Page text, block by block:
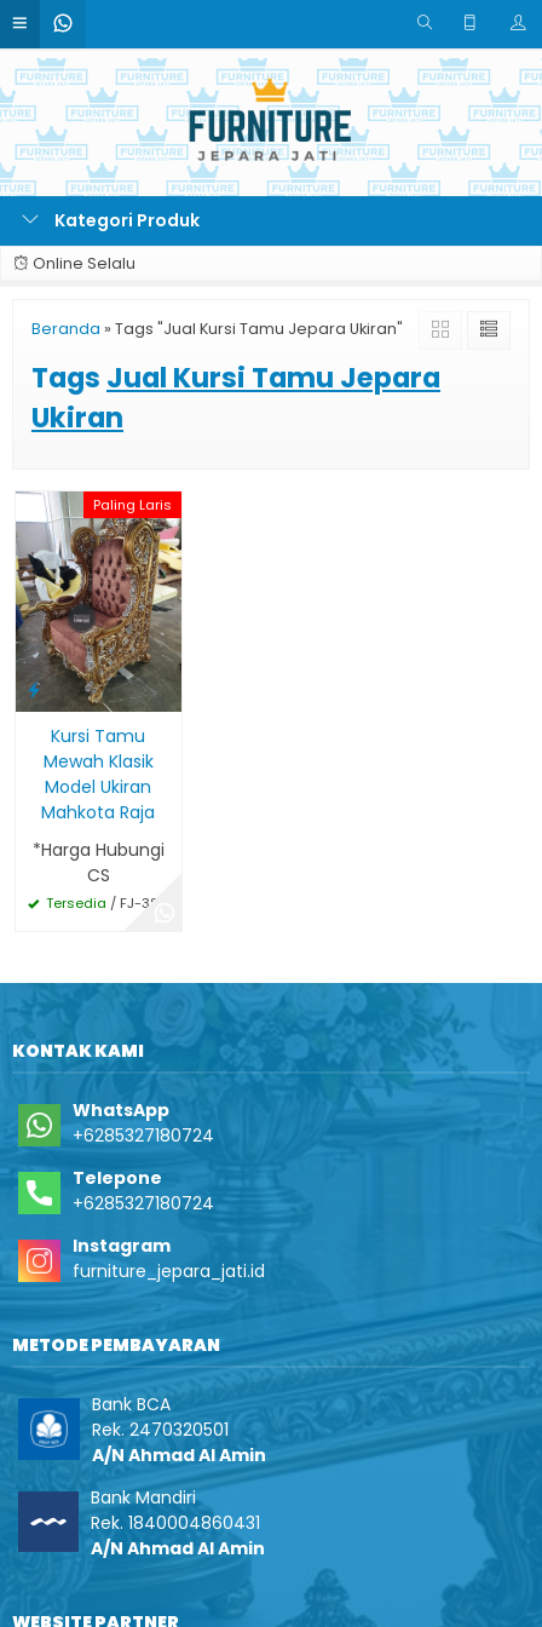
Kategori Produk
Online Selalu
Beranda » Tags "Jual Kursi Tamu Jepara Ukiran"
Tags Jual Kursi Tamu Jepara
Ukiran
Paling Laris
Kursi Tamu
Mewah Klasik
Model Ukiran
Mahkota Raja
*Harga Hubungi
CS
Tersedia / FJ-383
KONTAK KAMI
WhatsApp
+6285327180724
Telepone
+6285327180724
Instagram
furniture_jepara_jati.id
METODE PEMBAYARAN
Bank BCA
Rek. 2470320501
A/N Ahmad Al Amin
Bank Mandiri
Rek. 1840004860431
A/N Ahmad Al Amin